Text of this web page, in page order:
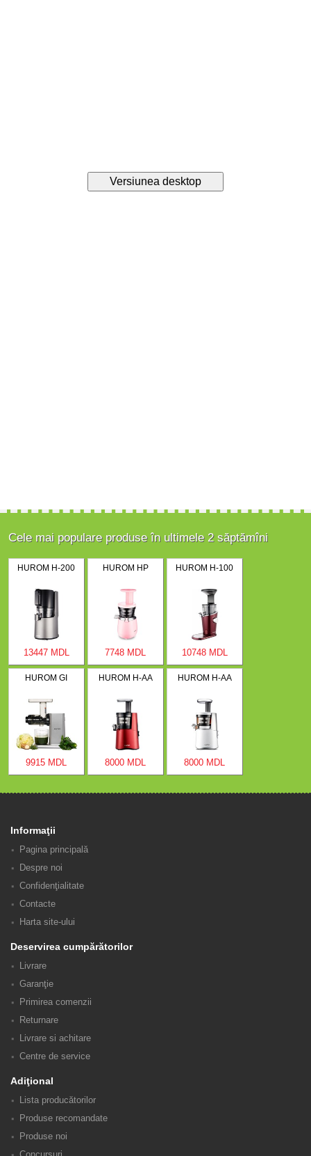
Cele mai populare produse în ultimele 2 săptămîni
HUROM H-200
13447 MDL
HUROM HP
7748 MDL
HUROM H-100
10748 MDL
HUROM GI
9915 MDL
HUROM H-AA
8000 MDL
HUROM H-AA
8000 MDL
Informaţii
Pagina principală
Despre noi
Confidenţialitate
Contacte
Harta site-ului
Deservirea cumpărătorilor
Livrare
Garanţie
Primirea comenzii
Returnare
Livrare si achitare
Centre de service
Adiţional
Lista producătorilor
Produse recomandate
Produse noi